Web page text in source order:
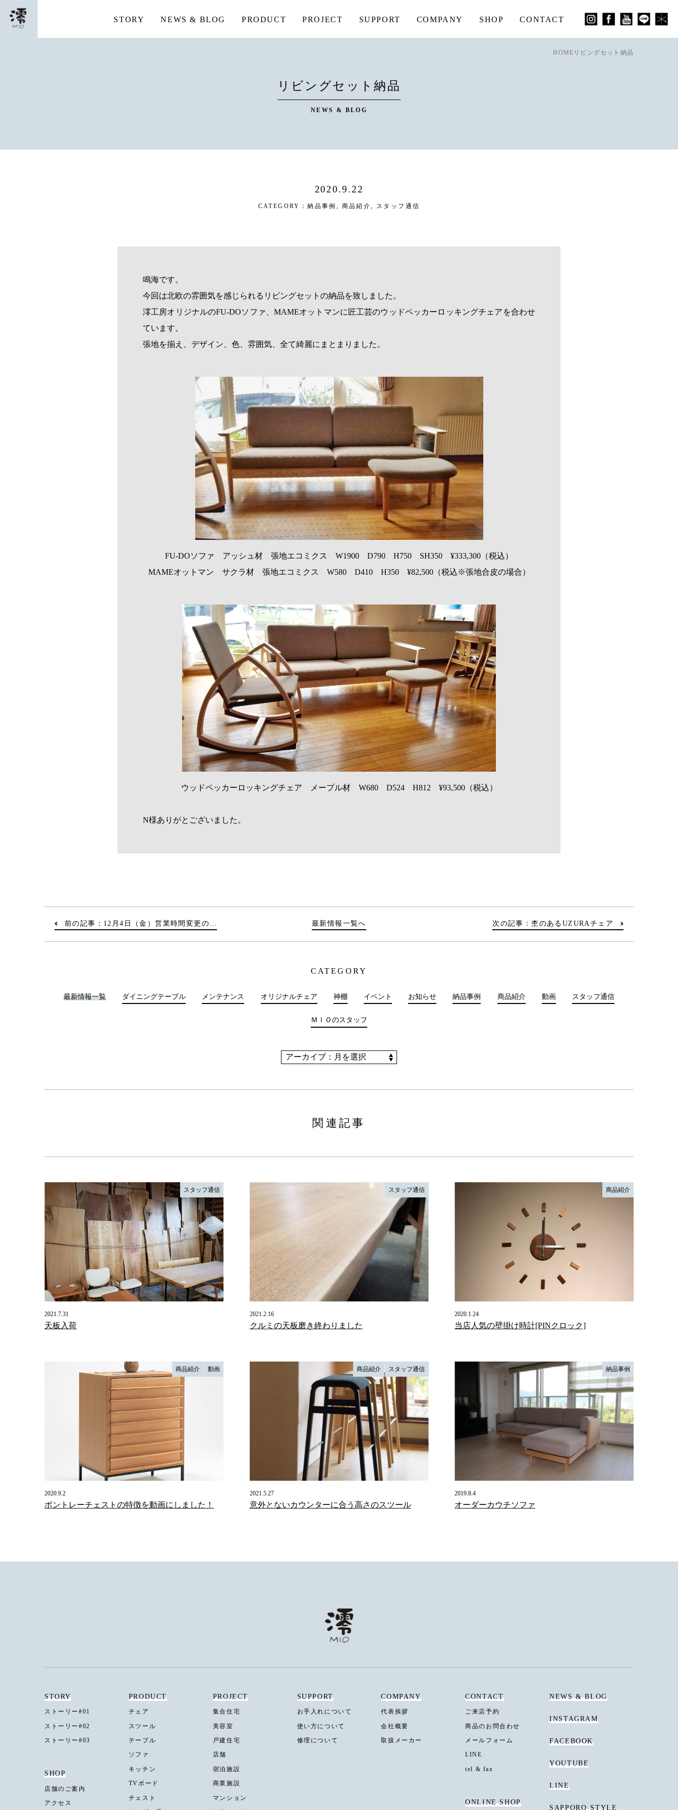
STORY NEWS & BLOG PRODUCT PROJECT SUPPORT COMPANY SHOP CONTACT
HOME リビングセット納品
リビングセット納品
NEWS & BLOG
2020.9.22
CATEGORY：納品事例 商品紹介 スタッフ通信
鳴海です。
今回は北欧の雰囲気を感じられるリビングセットの納品を致しました。
澪工房オリジナルのFU-DOソファ、MAMEオットマンに匠工芸のウッドペッカーロッキングチェアを合わせ
ています。
張地を揃え、デザイン、色、雰囲気、全て綺麗にまとまりました。
FU-DOソファ アッシュ材 張地エコミクス W1900 D790 H750 SH350 ¥333,300（税込）
MAMEオットマン サクラ材 張地エコミクス W580 D410 H350 ¥82,500（税込※張地合皮の場合）
ウッドペッカーロッキングチェア メープル材 W680 D524 H812 ¥93,500（税込）
N様ありがとございました。
前の記事：12月4日（金）営業時間変更の… 最新情報一覧へ 次の記事：杢のあるUZURAチェア
CATEGORY
最新情報一覧 ダイニングテーブル メンテナンス オリジナルチェア 神棚 イベント お知らせ 納品事例 商品紹介 動画 スタッフ通信
ＭＩＯのスタッフ
関連記事
スタッフ通信
2021.7.31
天板入荷
スタッフ通信
2021.2.16
クルミの天板磨き終わりました
商品紹介
2020.1.24
当店人気の壁掛け時計[PINクロック]
商品紹介 動画
2020.9.2
ボントレーチェストの特徴を動画にしました！
商品紹介 スタッフ通信
2021.5.27
意外とないカウンターに合う高さのスツール
納品事例
2019.8.4
オーダーカウチソファ
STORY
ストーリー#01
ストーリー#02
ストーリー#03
SHOP
店舗のご案内
アクセス
PRODUCT
チェア
スツール
テーブル
ソファ
キッチン
TVボード
チェスト
PROJECT
集合住宅
美容室
戸建住宅
店舗
宿泊施設
商業施設
マンション
SUPPORT
お手入れについて
使い方について
修理について
COMPANY
代表挨拶
会社概要
取扱メーカー
CONTACT
ご来店予約
商品のお問合わせ
メールフォーム
LINE
tel & fax
ONLINE SHOP
NEWS & BLOG
INSTAGRAM
FACEBOOK
YOUTUBE
LINE
SAPPORO STYLE